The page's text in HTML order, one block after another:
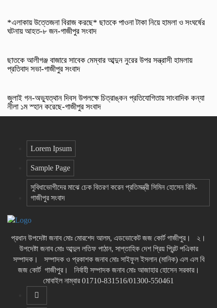
*এলাকায় উত্তেজনা বিরাজ করছে* ছাতকে পাওনা টাকা নিয়ে হামলা ও সংঘর্ষের
ঘটনায় আহত-৮ জন-গাজীপুর সংবাদ
ছাতকে আলীগঞ্জ বাজারে সাবেক মেম্বার আব্দুন নুরের উপর সন্ত্রাসী হামলায়
প্রতিবাদ সভা-গাজীপুর সংবাদ
জুলাই গন-অভ্যুত্থান দিবস উপলক্ষে চিত্রাঙ্কন প্রতিযোগিতায় সাংবাদিক কন্যা
নীলা ১ম স্হান করেছে-গাজীপুর সংবাদ
Lorem Ipsum
Sample Page
সুবিধাভোগীদের মাঝে চেক বিতরণ করেন প্রতিমন্ত্রী সিমিন হোসেন রিমি-
গাজীপুর সংবাদ
প্রধান উপদেষ্টা জনাব মোঃ মোরশেদ আলম, এডভোকেট জজ কোর্ট গাজীপুর। ২।
উপদেষ্টা জনাব মোঃ আব্দুল লতিফ পাঠান, সাপ্তাহিক দেশ প্রিয় প্রিন্ট পএিকার
সম্পাদক। সম্পাদক ও প্রকাশক জনাব মোঃ সাইফুল ইসলান (মানিক) এল এল বি
জজ কোর্ট গাজীপুর। নির্বাহী সম্পাদক জনাব মোঃ আজাহার হোসেন সরকার।
মোবাইল নাম্বার 01710-831516/01300-550461